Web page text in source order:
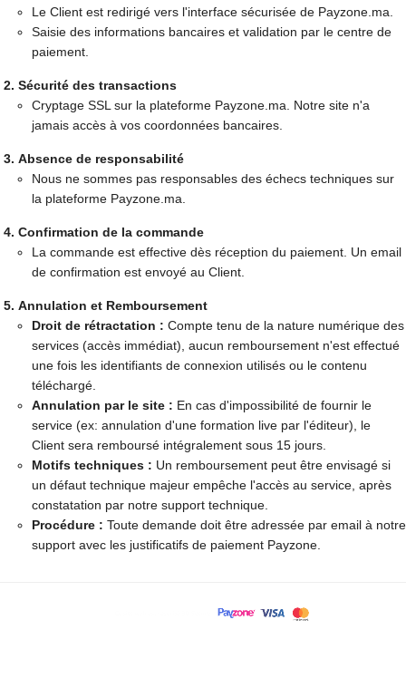
Le Client est redirigé vers l'interface sécurisée de Payzone.ma.
Saisie des informations bancaires et validation par le centre de
paiement.
Sécurité des transactions
Cryptage SSL sur la plateforme Payzone.ma. Notre site n'a
jamais accès à vos coordonnées bancaires.
Absence de responsabilité
Nous ne sommes pas responsables des échecs techniques sur
la plateforme Payzone.ma.
Confirmation de la commande
La commande est effective dès réception du paiement. Un email
de confirmation est envoyé au Client.
Annulation et Remboursement
Droit de rétractation : Compte tenu de la nature numérique des
services (accès immédiat), aucun remboursement n'est effectué
une fois les identifiants de connexion utilisés ou le contenu
téléchargé.
Annulation par le site : En cas d'impossibilité de fournir le
service (ex: annulation d'une formation live par l'éditeur), le
Client sera remboursé intégralement sous 15 jours.
Motifs techniques : Un remboursement peut être envisagé si
un défaut technique majeur empêche l'accès au service, après
constatation par notre support technique.
Procédure : Toute demande doit être adressée par email à notre
support avec les justificatifs de paiement Payzone.